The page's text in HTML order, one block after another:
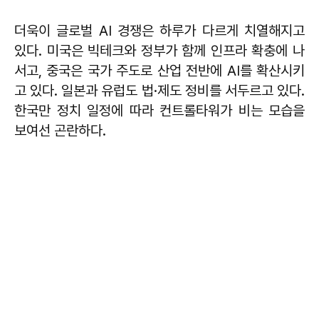
더욱이 글로벌 AI 경쟁은 하루가 다르게 치열해지고
있다. 미국은 빅테크와 정부가 함께 인프라 확충에 나
서고, 중국은 국가 주도로 산업 전반에 AI를 확산시키
고 있다. 일본과 유럽도 법·제도 정비를 서두르고 있다.
한국만 정치 일정에 따라 컨트롤타워가 비는 모습을
보여선 곤란하다.